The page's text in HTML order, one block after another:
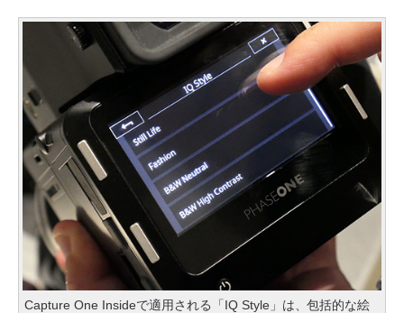
Capture One Insideで適用される「IQ Style」は、包括的な絵